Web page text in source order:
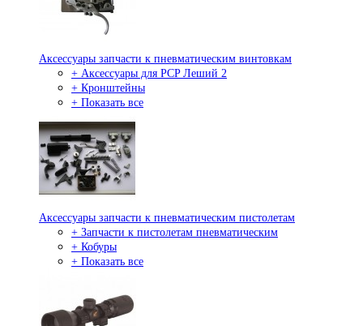
Аксессуары запчасти к пневматическим винтовкам
+ Аксессуары для PCP Леший 2
+ Кронштейны
+ Показать все
Аксессуары запчасти к пневматическим пистолетам
+ Запчасти к пистолетам пневматическим
+ Кобуры
+ Показать все